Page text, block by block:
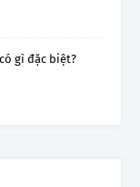
gì đặc biệt?